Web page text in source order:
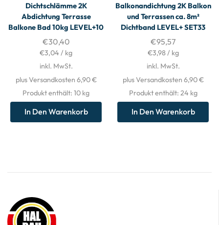
Dichtschlämme 2K
Abdichtung Terrasse
Balkone Bad 10kg LEVEL+10
€30,40
€3,04 / kg
inkl. MwSt.
plus Versandkosten 6,90 €
Produkt enthält: 10 kg
In Den Warenkorb
Balkonandichtung 2K Balkon
und Terrassen ca. 8m²
Dichtband LEVEL+ SET33
€95,57
€3,98/ kg
inkl. MwSt.
plus Versandkosten 6,90 €
Produkt enthält: 24 kg
In Den Warenkorb